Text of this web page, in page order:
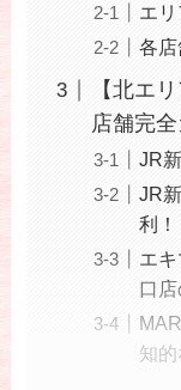
エ
各
【北エ
店舗完
JR
JR
利！
エ
口
知的